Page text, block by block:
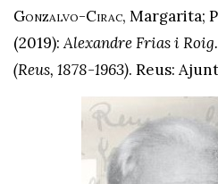
Gonzalvo-Cirac, Margarita;
(2019):Alexandre Frias i
(Reus, 1878-1963). Reus: